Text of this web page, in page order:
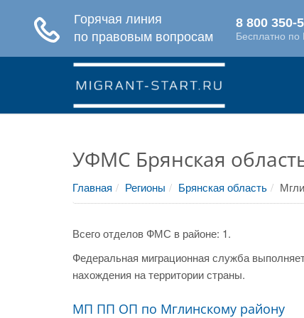
УФМС Брянская
Главная Регионы Брянская область
Всего отделов ФМС в районе: 1.
Федеральная миграционная служба
нахождения на территории страны.
МП ПП ОП по Мглинскому району